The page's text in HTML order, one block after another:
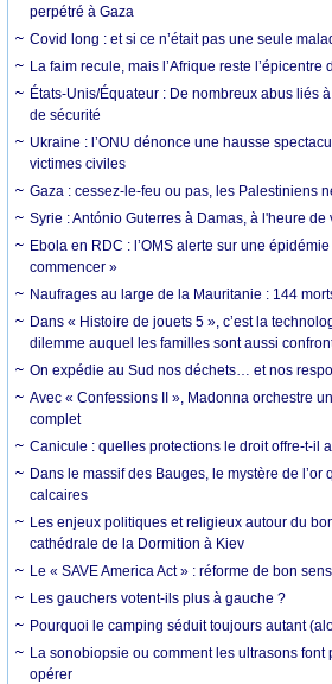
perpétré à Gaza
Covid long : et si ce n’était pas une seule
La faim recule, mais l’Afrique reste l’épicentre
États-Unis/Équateur : De nombreux abus liés
de sécurité
Ukraine : l’ONU dénonce une hausse
victimes civiles
Gaza : cessez-le-feu ou pas, les Palestiniens
Syrie : António Guterres à Damas, à l'heure
Ebola en RDC : l’OMS alerte sur une
commencer »
Naufrages au large de la Mauritanie : 144
Dans « Histoire de jouets 5 », c’est la
dilemme auquel les familles sont aussi
On expédie au Sud nos déchets… et nos
Avec « Confessions II », Madonna orchestre
complet
Canicule : quelles protections le droit offre-t-il
Dans le massif des Bauges, le mystère de l’or
calcaires
Les enjeux politiques et religieux autour du
cathédrale de la Dormition à Kiev
Le « SAVE America Act » : réforme de bon
Les gauchers votent-ils plus à gauche ?
Pourquoi le camping séduit toujours autant
La sonobiopsie ou comment les ultrasons font
opérer